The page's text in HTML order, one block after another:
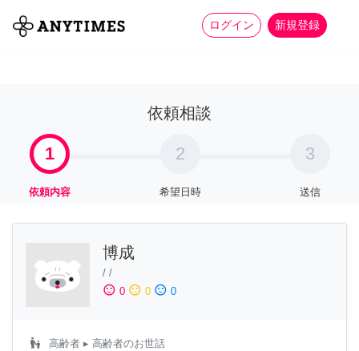
ログイン 新規登録
全て 家事 more_horiz
依頼相談
1
依頼内容
2
希望日時
3
送信
博成
/ /
sentiment_satisfied 0 sentiment_neutral 0 sentiment_dissatisfied 0
escalator_warning 高齢者 ▸ 高齢者のお世話